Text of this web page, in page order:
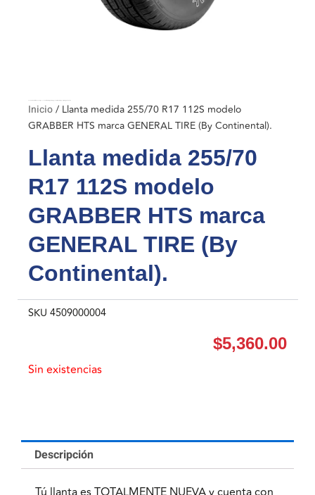
Inicio/ Llanta medida 255/70 R17 112S modelo
GRABBER HTS marca GENERAL TIRE (By Continental).
Llanta medida 255/70
R17 112S modelo
GRABBER HTS marca
GENERAL TIRE (By
Continental).
SKU 4509000004
$5,360.00
Sin existencias
Descripción